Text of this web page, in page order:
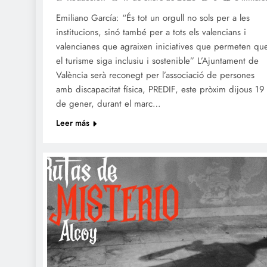
Emiliano García: “És tot un orgull no sols per a les
institucions, sinó també per a tots els valencians i
valencianes que agraixen iniciatives que permeten
el turisme siga inclusiu i sostenible” L’Ajuntament de
València serà reconegt per l’associació de persones
amb discapacitat física, PREDIF, este pròxim dijous 19
de gener, durant el marc…
Leer más